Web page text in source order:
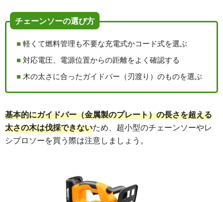
チェーンソーの選び方
軽くて燃料管理も不要な充電式かコード式を選ぶ
対応電圧、電源位置からの距離をよく確認する
木の太さに合ったガイドバー（刃渡り）のものを選ぶ
基本的にガイドバー（金属製のプレート）の長さを超える
太さの木は伐採できないため、超小型のチェーンソーやレ
シプロソーを買う際は注意しましょう。